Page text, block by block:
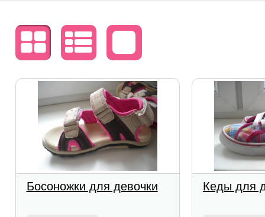
Босоножки для девочки Кеды для